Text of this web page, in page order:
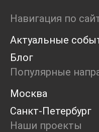
Ярмарка
Open call
Экскурсия
Дискуссия
Cosmoscow
Blazar 2024
Встречи
Круглый стол
Навигация по
Актуальные
Блог
Популярные
Москва
Санкт-Петербург
Наши проекты